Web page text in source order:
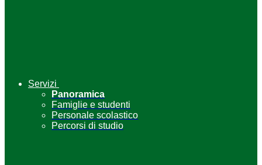
Servizi
Panoramica
Famiglie e studenti
Personale scolastico
Percorsi di studio